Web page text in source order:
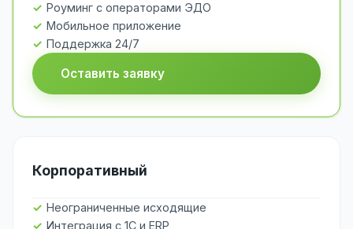
Роуминг с операторами ЭДО
Мобильное приложение
Поддержка 24/7
Оставить заявку
Корпоративный
Неограниченные исходящие
Интеграция с 1С и ERP